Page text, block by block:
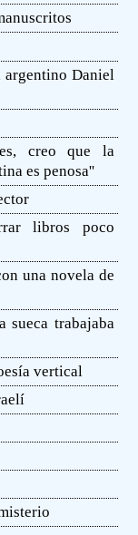
Daniel
creo que la
es penosa''
libros poco
una novela de
sueca trabajaba
vertical